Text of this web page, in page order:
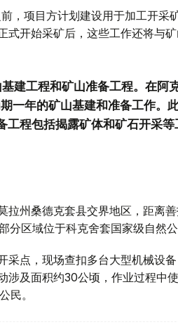
，项目方计划建设用于加工开采
式开始采矿后，这些工作还将与
建工程和矿山准备工程。在阿
一年的矿山基建和准备工作。
程包括揭露矿体和矿石开采等
拉州桑德克套县交界地区，距离
区域位于科克舍套国家级自然公
采点，现场查扣多台大型机械设
涉及面积约30公顷，作业过程中
民。